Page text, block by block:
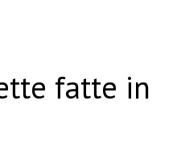
fatte in